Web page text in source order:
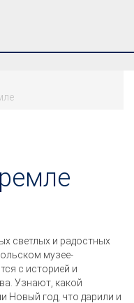
светлых и радостных
музее-
с историей и
Узнают, какой
Новый год, что дарили и